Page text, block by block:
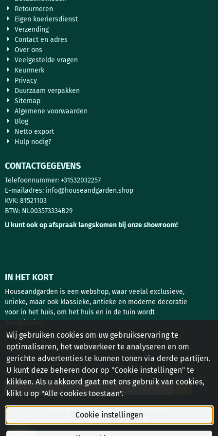
Retourneren
Eigen koeriersdienst
Verzending
Contact en adres
Over ons
Veelgestelde vragen
Keurmerk
Privacy
Duurzaam verpakken
Sitemap
Algemene voorwaarden
Blog
Netto export
Hulp nodig?
CONTACTGEGEVENS
Telefoonnummer: +31532032257
E-mailadres: info@houseandgarden.shop
KVK: 81521103
BTW: NL003573334B29
U kunt ook op afspraak langskomen bij onze showroom!
IN HET KORT
Houseandgarden is een webshop, waar veelal exclusieve,
unieke, maar ook klassieke, antieke en moderne decoratie
voor in het huis, om het huis en in de tuin wordt
aangeboden.
Tuindecoratie, interieur design, deurbeslag en antieke
bouwstoffen zijn de belangrijkste rubrieken!
ZOEKEN
Zoeken
KvK: 81521103 - Btw: NL003573334B29
© 2026 Houseandgarden
Wij gebruiken cookies om uw gebruikservaring te
optimaliseren, het webverkeer te analyseren en om
gerichte advertenties te kunnen tonen via derde partijen.
U kunt deze beheren door op "Cookie instellingen" te
klikken. Als u akkoord gaat met ons gebruik van cookies,
klikt u op "Alle cookies toestaan".
Cookie instellingen